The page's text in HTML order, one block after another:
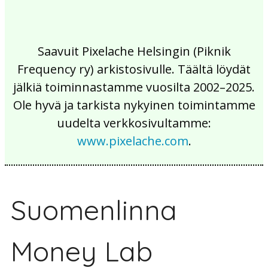
Saavuit Pixelache Helsingin (Piknik
Frequency ry) arkistosivulle. Täältä löydät
jälkiä toiminnastamme vuosilta 2002–2025.
Ole hyvä ja tarkista nykyinen toimintamme
uudelta verkkosivultamme:
www.pixelache.com.
Suomenlinna
Money Lab